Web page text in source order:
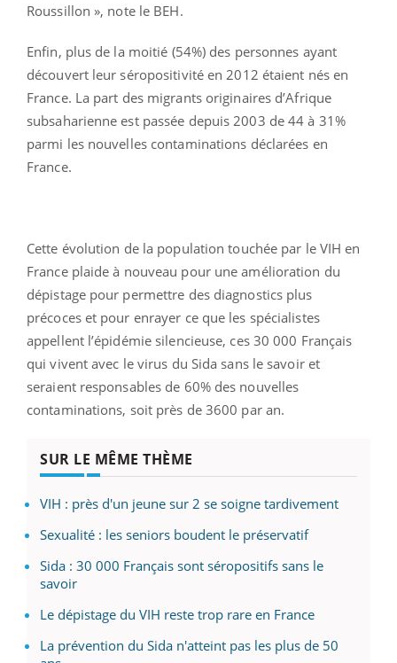
Roussillon », note le BEH.
Enfin, plus de la moitié (54%) des personnes ayant
découvert leur séropositivité en 2012 étaient nés en
France. La part des migrants originaires d’Afrique
subsaharienne est passée depuis 2003 de 44 à 31%
parmi les nouvelles contaminations déclarées en
France.
Cette évolution de la population touchée par le VIH en
France plaide à nouveau pour une amélioration du
dépistage pour permettre des diagnostics plus
précoces et pour enrayer ce que les spécialistes
appellent l’épidémie silencieuse, ces 30 000 Français
qui vivent avec le virus du Sida sans le savoir et
seraient responsables de 60% des nouvelles
contaminations, soit près de 3600 par an.
SUR LE MÊME THÈME
VIH : près d'un jeune sur 2 se soigne tardivement
Sexualité : les seniors boudent le préservatif
Sida : 30 000 Français sont séropositifs sans le
savoir
Le dépistage du VIH reste trop rare en France
La prévention du Sida n'atteint pas les plus de 50